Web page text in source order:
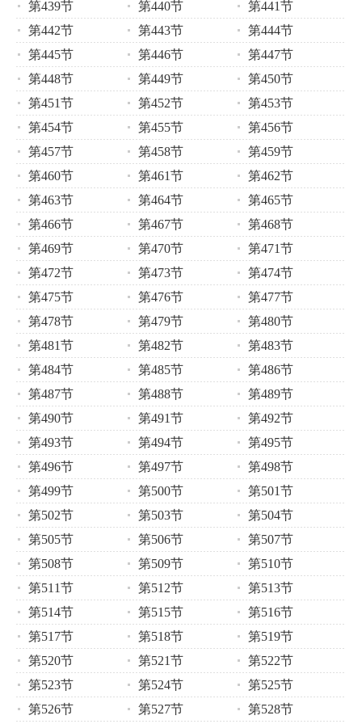
第439节 第440节
第441节
第442节
第443节
第444节
第445节
第446节
第447节
第448节
第449节
第450节
第451节
第452节
第453节
第454节
第455节
第456节
第457节
第458节
第459节
第460节
第461节
第462节
第463节
第464节
第465节
第466节
第467节
第468节
第469节
第470节
第471节
第472节
第473节
第474节
第475节
第476节
第477节
第478节
第479节
第480节
第481节
第482节
第483节
第484节
第485节
第486节
第487节
第488节
第489节
第490节
第491节
第492节
第493节
第494节
第495节
第496节
第497节
第498节
第499节
第500节
第501节
第502节
第503节
第504节
第505节
第506节
第507节
第508节
第509节
第510节
第511节
第512节
第513节
第514节
第515节
第516节
第517节
第518节
第519节
第520节
第521节
第522节
第523节
第524节
第525节
第526节
第527节 第528节